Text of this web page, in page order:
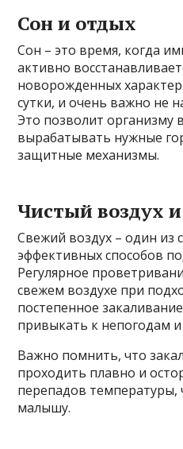
Сон и отдых
Сон – это время, когда
активно
новорожденных
сутки, и очень важно не
Это позволит организму
вырабатывать нужные
защитные механизмы.
Чистый воздух
Свежий воздух – один из
эффективных способов
Регулярное
свежем воздухе при
постепенное
привыкать к непогодам
Важно помнить, что
проходить плавно и
перепадов температуры,
малышу.